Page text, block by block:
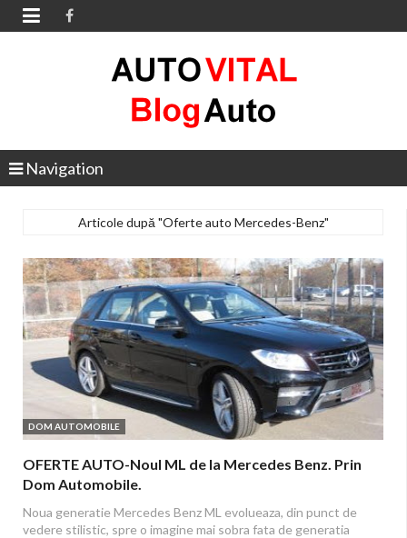

Navigation
Articole după "Oferte auto Mercedes-Benz"
DOM AUTOMOBILE
OFERTE AUTO-Noul ML de la Mercedes Benz. Prin
Dom Automobile.
Noua generatie Mercedes Benz ML evolueaza, din punct de
vedere stilistic, spre o imagine mai sobra fata de generatia